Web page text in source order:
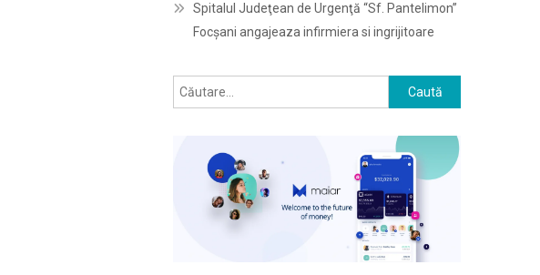
Spitalul Judeţean de Urgenţă “Sf. Pantelimon”
Focşani angajeaza infirmiera si ingrijitoare
Caută
după: